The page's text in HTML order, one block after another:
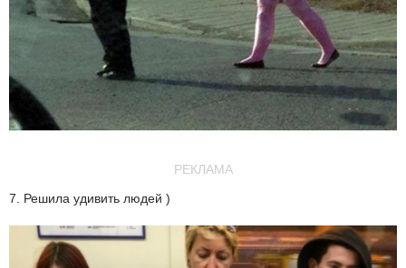
РЕКЛАМА
7. Решила удивить людей )